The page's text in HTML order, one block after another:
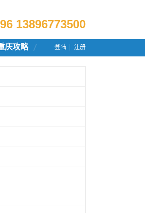
13896773500
庆攻略 登陆 注册